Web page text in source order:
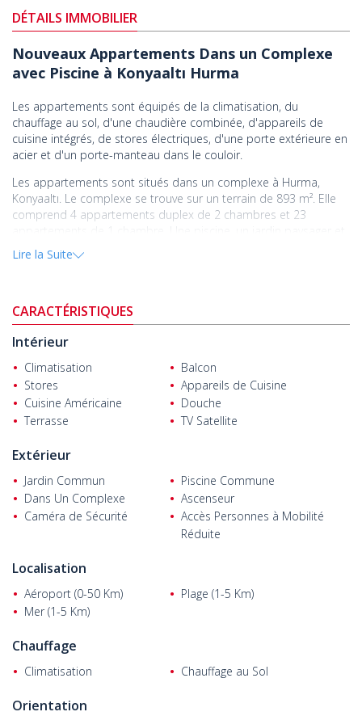
DÉTAILS IMMOBILIER
Nouveaux Appartements Dans un Complexe
avec Piscine à Konyaaltı Hurma
Les appartements sont équipés de la climatisation, du
chauffage au sol, d'une chaudière combinée, d'appareils de
cuisine intégrés, de stores électriques, d'une porte extérieure en
acier et d'un porte-manteau dans le couloir.
Les appartements sont situés dans un complexe à Hurma,
Konyaaltı. Le complexe se trouve sur un terrain de 893 m². Elle
comprend 4 appartements duplex de 2 chambres et 23
un ascenseur sont disponibles.
Lesappartements à vendre à Antalya Konyaaltı
m de l'arrêt de bus et du marché, à 1,3 km du centre
commercial Metro, à 2,5 km de la plage de Konyaaltı et à 3 km
du téléphérique de Tünektepe, de la vieille ville et de la place de
Konyaaltı. De plus, l'aéroport international d'Antalya est à 28 km.
Lire la Suite
CARACTÉRISTIQUES
Intérieur
Climatisation
Balcon
Stores
Appareils de Cuisine
Cuisine Américaine
Douche
Terrasse
TV Satellite
Extérieur
Jardin Commun
Piscine Commune
Dans Un Complexe
Ascenseur
Caméra de Sécurité
Accès Personnes à Mobilité
Réduite
Localisation
Aéroport (0-50 Km)
Plage (1-5 Km)
Mer (1-5 Km)
Chauffage
Climatisation Chauffage au Sol
Orientation